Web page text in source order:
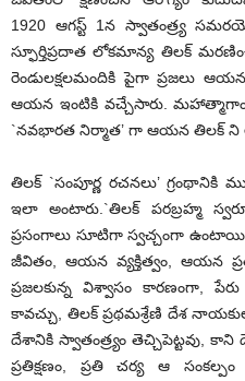
1920 ఆగస్ట్ 1న స్వాతంత్ర్య
స్ఫూర్తిప్రదాత లోకమాన్య తిలక్
రెండులక్షలమందికి పైగా ప్రజలు
ఆయన ఇంటికి వచ్చేసారు.
`నవభారత నిర్మాత’ గా ఆయన తిలక్ ని
తిలక్ `సంపూర్ణ రచనలు’ గ్రంథానికి
ఇలా అంటారు.`తిలక్ పరబ్రహ్మ
ప్రసంగాలు సూటిగా స్వచ్చంగా ఉంటాయి.
జీవితం, ఆయన వ్యక్తిత్వం, ఆయన
ప్రజలకున్న విశ్వాసం కారణంగా,
కావచ్చు, తిలక్ ప్రథమశ్రేణి దేశ
దేశానికి స్వాతంత్ర్యం తెచ్చిపెట్టవు,
ప్రతిక్షణం, ప్రతి చర్య ఆ సంకల్పం